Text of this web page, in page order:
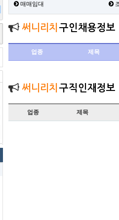
매매임대
써니리치 구인채용정보
업종 제목
써니리치 구직인재정보
업종 제목